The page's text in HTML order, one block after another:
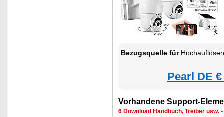
Bezugsquelle fürHochauflösende Pan-Tilt-
Pearl DE
Vorhandene Support-
6 Download Handbuch, Treiber usw. •